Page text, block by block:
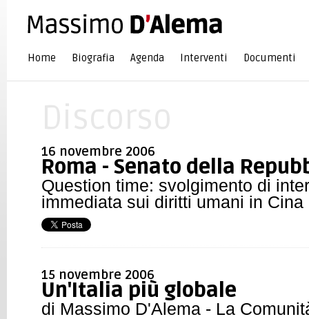
Home Biografia Agenda Interventi Documenti
16 novembre 2006
Roma - Senato della
Question time: svolgimento di
immediata sui diritti umani in Cina
15 novembre 2006
Un'Italia più globale
di Massimo D'Alema - La